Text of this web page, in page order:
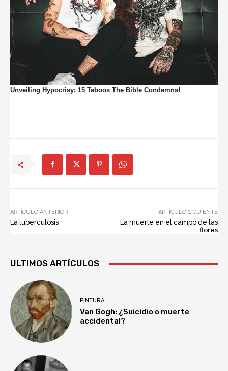
ARTÍCULO ANTERIOR
La tuberculosis
ARTÍCULO SIGUIENTE
La muerte en el campo de las
flores
ULTIMOS ARTÍCULOS
PINTURA
Van Gogh: ¿Suicidio o muerte
accidental?